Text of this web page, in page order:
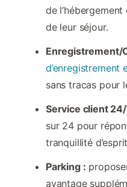
de
de leur séjour.
Enregistrement/
d’enregistrement
sans tracas pour
Service client
sur 24 pour
tranquillité
Parking :
avantage